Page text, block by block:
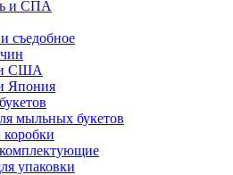
и СПА
съедобное
США
Япония
мыльных букетов
упаковки